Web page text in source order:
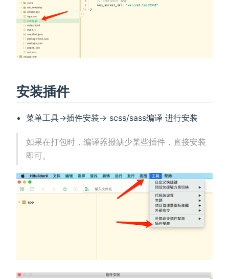
安装插件
菜单工具->插件安装-> scss/sass编译 进行安装
如果在打包时，编译器报缺少某些插件，直接安装
即可。